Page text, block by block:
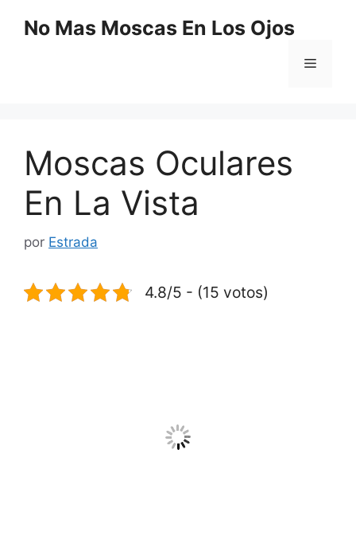
No Mas Moscas En Los Ojos
Menú
Moscas Oculares
En La Vista
por Estrada
4.8/5 - (15 votos)